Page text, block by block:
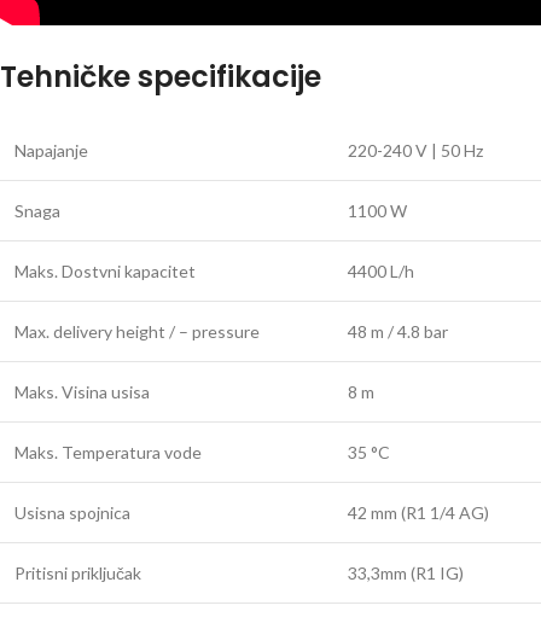
Tehničke specifikacije
Napajanje 220-240 V | 50 Hz
Snaga 1100 W
Maks. Dostvni kapacitet 4400 L/h
Max. delivery height / – pressure 48 m / 4.8 bar
Maks. Visina usisa 8 m
Maks. Temperatura vode 35 °C
Usisna spojnica 42 mm (R1 1/4 AG)
Pritisni priključak 33,3mm (R1 IG)